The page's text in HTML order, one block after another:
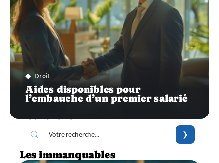
Droit
Aides disponibles pour
l’embauche d’un premier salarié
Les immanquables